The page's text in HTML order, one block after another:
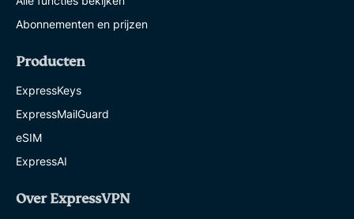
Abonnementen en prijzen
Producten
ExpressKeys
ExpressMailGuard
eSIM
ExpressAI
Over ExpressVPN